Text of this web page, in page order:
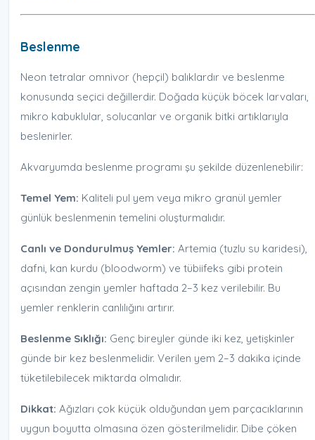
Beslenme
Neon tetralar omnivor (hepçil) balıklardır ve beslenme
konusunda seçici değillerdir. Doğada küçük böcek larvaları,
mikro kabuklular, solucanlar ve organik bitki artıklarıyla
beslenirler.
Akvaryumda beslenme programı şu şekilde düzenlenebilir:
Temel Yem: Kaliteli pul yem veya mikro granül yemler
günlük beslenmenin temelini oluşturmalıdır.
Canlı ve Dondurulmuş Yemler: Artemia (tuzlu su karidesi),
dafni, kan kurdu (bloodworm) ve tübiifeks gibi protein
açısından zengin yemler haftada 2–3 kez verilebilir. Bu
yemler renklerin canlılığını artırır.
Beslenme Sıklığı: Genç bireyler günde iki kez, yetişkinler
günde bir kez beslenmelidir. Verilen yem 2–3 dakika içinde
tüketilebilecek miktarda olmalıdır.
Dikkat: Ağızları çok küçük olduğundan yem parçacıklarının
uygun boyutta olmasına özen gösterilmelidir. Dibe çöken